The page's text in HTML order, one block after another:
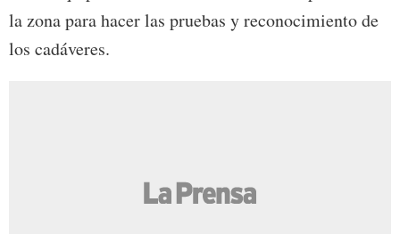
la zona para hacer las pruebas y reconocimiento de
los cadáveres.